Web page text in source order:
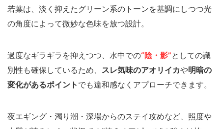
若葉は、淡く抑えたグリーン系のトーンを基調にしつつ光
の角度によって微妙な色味を放つ設計。
過度なギラギラを抑えつつ、水中での“陰・影”としての識
別性も確保しているため、 スレ気味のアオリイカや明暗の
変化があるポイント でも違和感なくアプローチできます。
夜エギング・濁り潮・深場からのステイ攻めなど、照度や